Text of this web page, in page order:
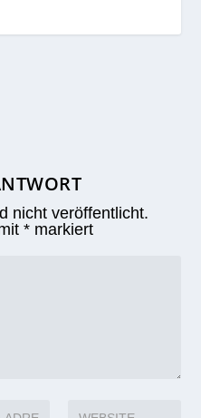
nicht veröffentlicht.
* markiert